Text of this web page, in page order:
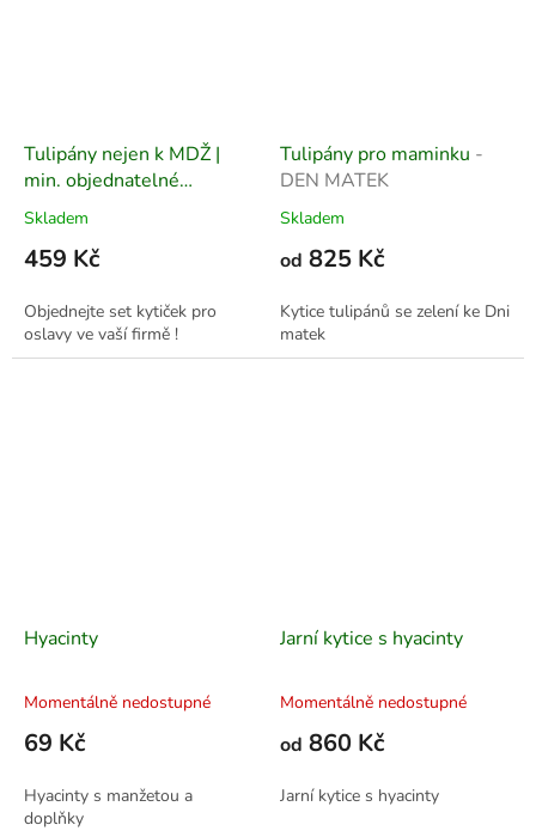
Tulipány nejen k MDŽ |
min. objednatelné
množství 3 ks
Skladem
459 Kč
Objednejte set kytiček pro
oslavy ve vaší firmě !
Tulipány pro maminku -
DEN MATEK
Skladem
od 825 Kč
Kytice tulipánů se zelení ke Dni
matek
Hyacinty
Momentálně nedostupné
69 Kč
Hyacinty s manžetou a
doplňky
Jarní kytice s hyacinty
Momentálně nedostupné
od 860 Kč
Jarní kytice s hyacinty